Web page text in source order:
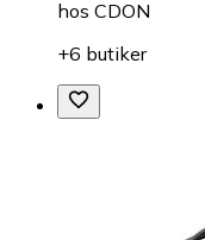
hos CDON
+6 butiker